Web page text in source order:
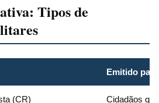
Tipos de
Emitido para
(CR) Cidadãos